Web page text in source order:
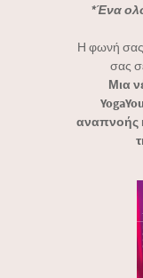
*Ένα
Η φωνή σας
σας
Μια
αναπνοής